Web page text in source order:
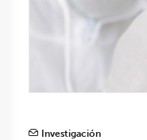
Investigación